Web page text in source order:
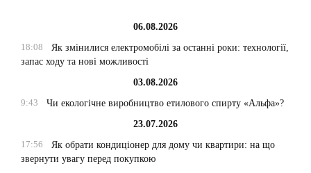
06.08.2026
18:08
Як змінилися електромобілі за останні роки: технології,
запас ходу та нові можливості
03.08.2026
9:43
Чи екологічне виробництво етилового спирту «Альфа»?
23.07.2026
17:56
Як обрати кондиціонер для дому чи квартири: на що
звернути увагу перед покупкою